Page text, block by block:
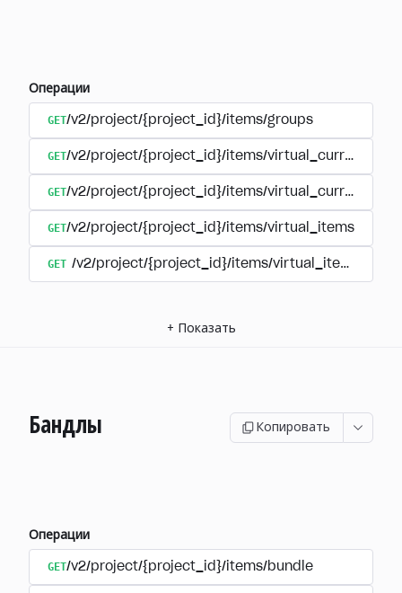
Операции
GET/v2/project/{project_id}/items/groups
GET/v2/project/{project_id}/items/virtual_currency
GET/v2/project/{project_id}/items/virtual_currency/
GET/v2/project/{project_id}/items/virtual_items
GET /v2/project/{project_id}/items/virtual_items/
+ Показать
Бандлы Копировать
Операции
GET/v2/project/{project_id}/items/bundle